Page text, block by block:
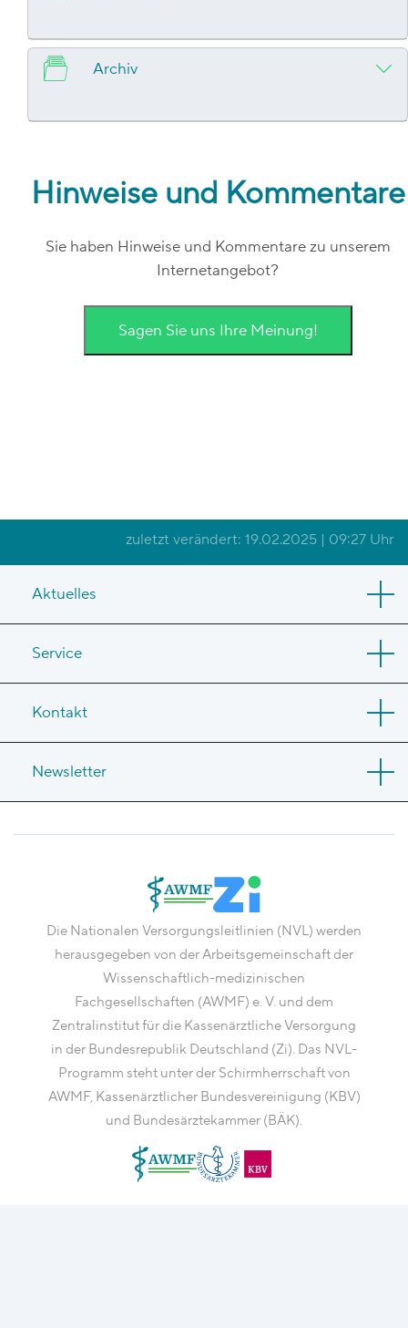
Archiv
Hinweise und Kommentare
Sie haben Hinweise und Kommentare zu unserem
Internetangebot?
Sagen Sie uns Ihre Meinung!
zuletzt verändert: 19.02.2025 | 09:27 Uhr
Aktuelles
Service
Kontakt
Newsletter
Die Nationalen Versorgungsleitlinien (NVL) werden
herausgegeben von der Arbeitsgemeinschaft der
Wissenschaftlich-medizinischen
Fachgesellschaften (AWMF) e. V. und dem
Zentralinstitut für die Kassenärztliche Versorgung
in der Bundesrepublik Deutschland (Zi). Das NVL-
Programm steht unter der Schirmherrschaft von
AWMF, Kassenärztlicher Bundesvereinigung (KBV)
und Bundesärztekammer (BÄK).